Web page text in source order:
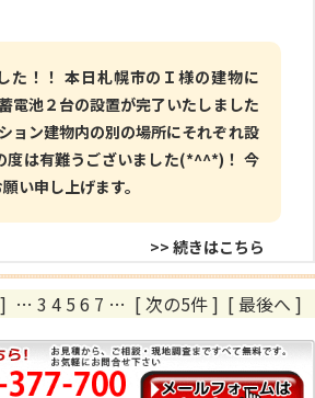
た！！ 本日札幌市のＩ様の建物に
電池２台の設置が完了いたしました
ョン建物内の別の場所にそれぞれ設
度は有難うございました(*^^*)！ 今
い申し上げます。
>> 続きはこちら
… 3 45 6 7 … [ 次の5件 ] [ 最後へ ]